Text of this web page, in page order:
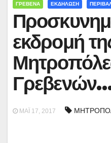
ΓΡΕΒΕΝΑ ΕΚΔΗΛΩΣΗ
εκδρομή
ΜΆΙ 17, 2017